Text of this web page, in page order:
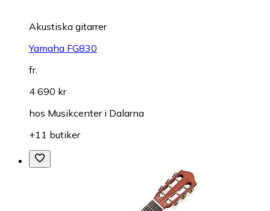
Akustiska gitarrer
Yamaha FG830
fr.
4 690 kr
hos Musikcenter i Dalarna
+11 butiker